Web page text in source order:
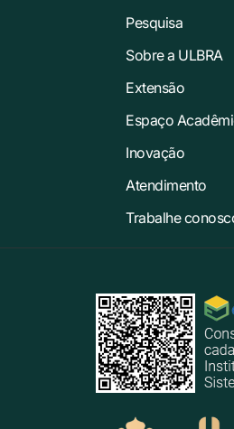
Pesquisa
Sobre a ULBRA
Extensão
Espaço
Inovação
Atendimento
Trabalhe